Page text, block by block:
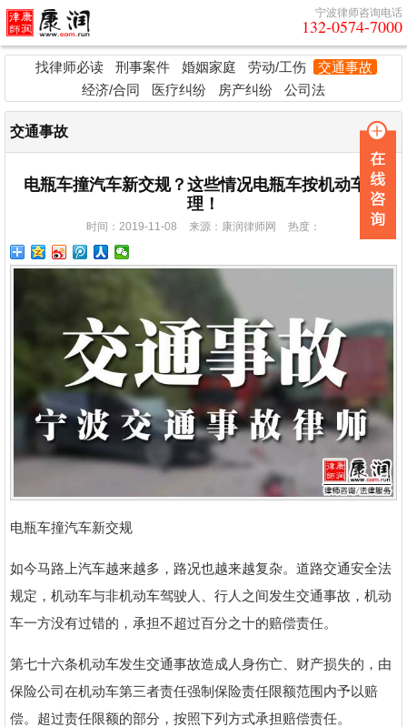
宁波律师咨询电话
132-0574-7000
找律师必读 刑事案件 婚姻家庭 劳动/工伤
交通事故
经济/合同
医疗纠纷 房产纠纷 公司法
交通事故
电瓶车撞汽车新交规？这些情况电瓶车按机动车处
理！
时间：2019-11-08 来源： 康润律师网 热度：
电瓶车撞汽车新交规
如今马路上汽车越来越多，路况也越来越复杂。道路交通安全法
规定，机动车与非机动车驾驶人、行人之间发生交通事故，机动
车一方没有过错的，承担不超过百分之十的赔偿责任。
第七十六条机动车发生交通事故造成人身伤亡、财产损失的，由
保险公司在机动车第三者责任强制保险责任限额范围内予以赔
偿。超过责任限额的部分，按照下列方式承担赔偿责任。